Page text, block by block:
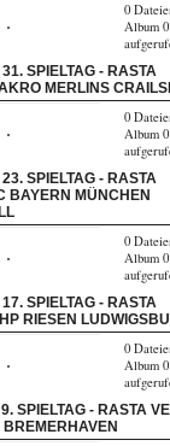
0
Album
SPIELTAG - RASTA
MERLINS
0
Album
SPIELTAG - RASTA
BAYERN MÜNCHEN
0
Album
SPIELTAG - RASTA
RIESEN
0
Album
SPIELTAG - RASTA